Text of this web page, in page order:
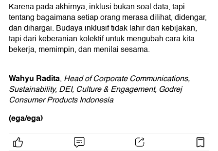
Karena pada akhirnya, inklusi bukan soal data, tapi
tentang bagaimana setiap orang merasa dilihat, didengar,
dan dihargai. Budaya inklusif tidak lahir dari kebijakan,
tapi dari keberanian kolektif untuk mengubah cara kita
bekerja, memimpin, dan menilai sesama.
Wahyu Radita, Head of Corporate Communications,
Sustainability, DEI, Culture & Engagement, Godrej
Consumer Products Indonesia
(ega/ega)